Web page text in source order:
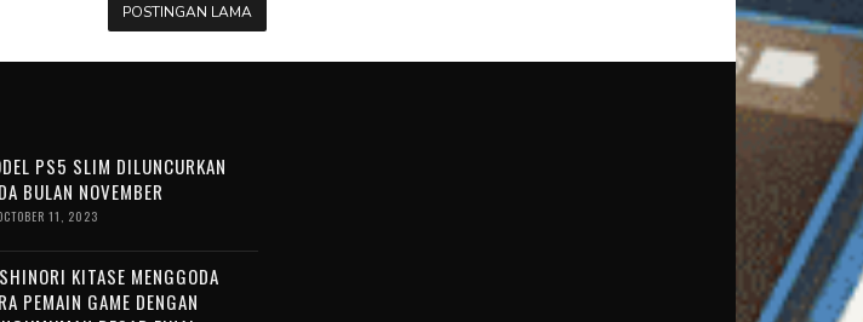
POSTINGAN LAMA
PS5 SLIM DILUNCURKAN
BULAN NOVEMBER
11, 2023
KITASE MENGGODA
PEMAIN GAME DENGAN